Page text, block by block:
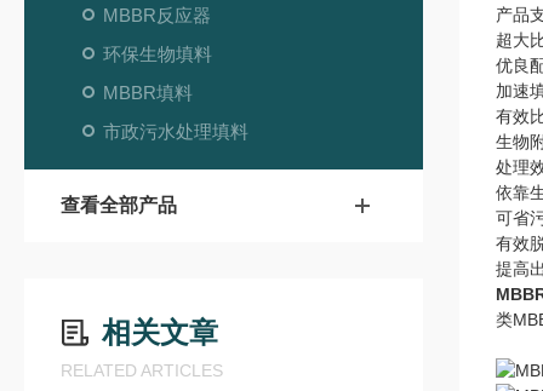
MBBR反应器
环保生物填料
MBBR填料
市政污水处理填料
查看全部产品
相关文章
RELATED ARTICLES
产品
超大
优良
加速
有效
生物
处理
依靠
可省
有效
提高
类